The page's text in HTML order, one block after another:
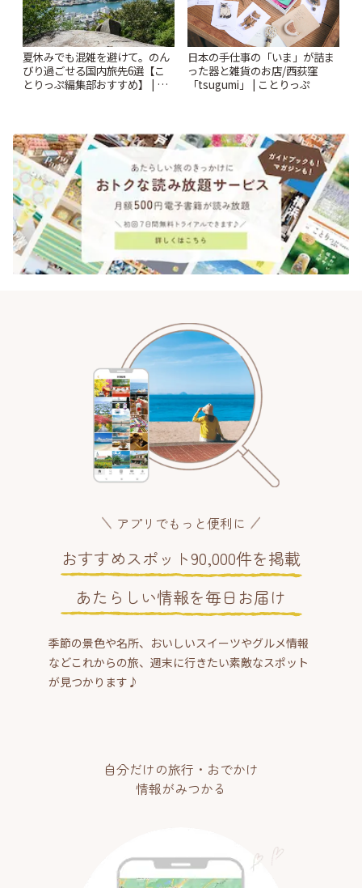
夏休みでも混雑を避けて。のん
びり過ごせる国内旅先6選【こ
とりっぷ編集部おすすめ】 | こ
日本の手仕事の「いま」が詰ま
った器と雑貨のお店/西荻窪
「tsugumi」 | ことりっぷ
アプリでもっと便利に
おすすめスポット90,000件を掲載
あたらしい情報を毎日お届け
季節の景色や名所、おいしいスイーツやグルメ情報
などこれからの旅、週末に行きたい素敵なスポット
が見つかります♪
自分だけの旅行・おでかけ
情報がみつかる